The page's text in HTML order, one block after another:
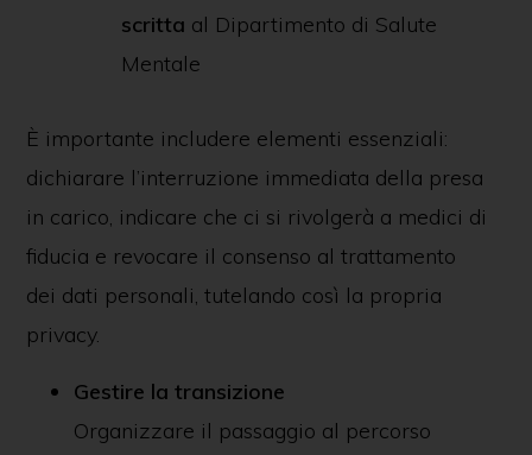
scritta al Dipartimento di Salute
Mentale
È importante includere elementi essenziali:
dichiarare l’interruzione immediata della presa
in carico, indicare che ci si rivolgerà a medici di
fiducia e revocare il consenso al trattamento
dei dati personali, tutelando così la propria
privacy.
Gestire la transizione
Organizzare il passaggio al percorso